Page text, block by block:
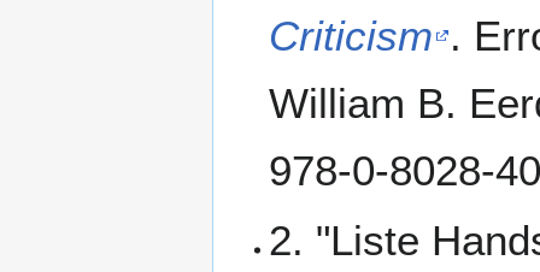
Criticism .
William B.
978-0-8028-
2. "Liste